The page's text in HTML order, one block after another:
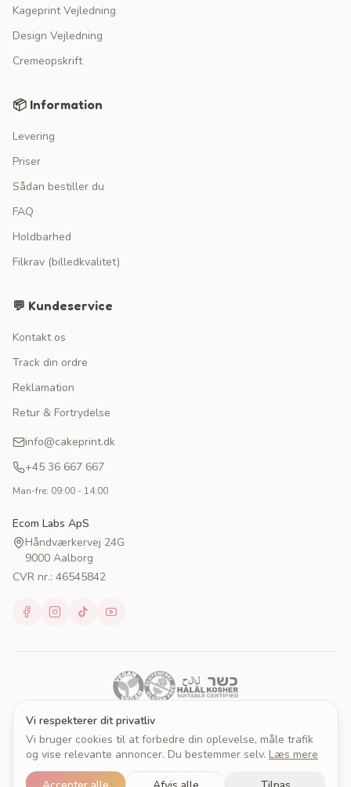
Vi respekterer dit privatliv
Vi bruger cookies til at forbedre din oplevelse, måle trafik
og vise relevante annoncer. Du bestemmer selv. Læs mere
Kageprint Vejledning
Design Vejledning
Cremeopskrift
📦 Information
Levering
Priser
Sådan bestiller du
FAQ
Holdbarhed
Filkrav (billedkvalitet)
💬 Kundeservice
Kontakt os
Track din ordre
Reklamation
Retur & Fortrydelse
info@cakeprint.dk
+45 36 667 667
Man-fre: 09:00 - 14:00
Ecom Labs ApS
Håndværkervej 24G
9000 Aalborg
CVR nr.: 46545842
© 2026 Cakeprint. Alle rettigheder forbeholdes.
Om Cakeprint
PersondatapolitikCookies
Cookieindstillinger